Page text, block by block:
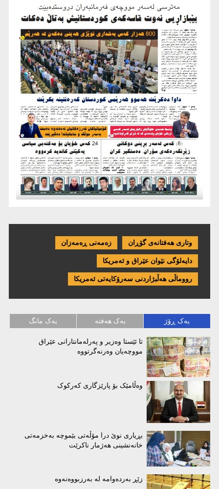
وتاری هەفتانەی گۆڕان زەمەنی ڕەمەزان
دایەلۆگی نێوان عێراق و ئەمریكا
رووماڵی هەڵبژاردنی سەرۆکایەتی ئەمریکا
یەک ڕۆژ یەک هەفتە یەک مانگ
تا ئێستا وەزیر و پەرلەمانتارانی عێراق
مووچەیان وەرنەگرتووە
وەڵامێک بۆ پارێزگاری کەرکوک
بڕیاری نوێ درا مۆڵەتی بێموچە بەخزمەتی
خانەنشینی هەژمار ناکرێت
زێڕ بەردەوامە لە بەرزبووەنەوە